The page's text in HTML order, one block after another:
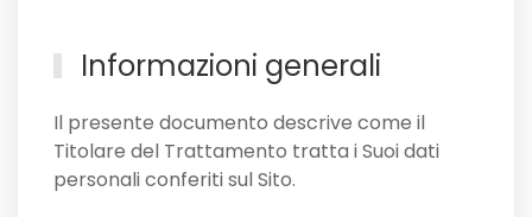
Informazioni generali
Il presente documento descrive come il
Titolare del Trattamento tratta i Suoi dati
personali conferiti sul Sito.